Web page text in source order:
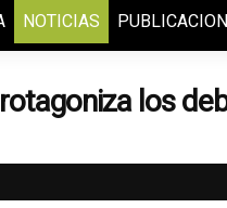
NOTICIAS
los